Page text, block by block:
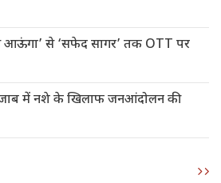
आऊंगा’ से ‘सफेद सागर’ तक OTT पर
में नशे के खिलाफ जनआंदोलन की